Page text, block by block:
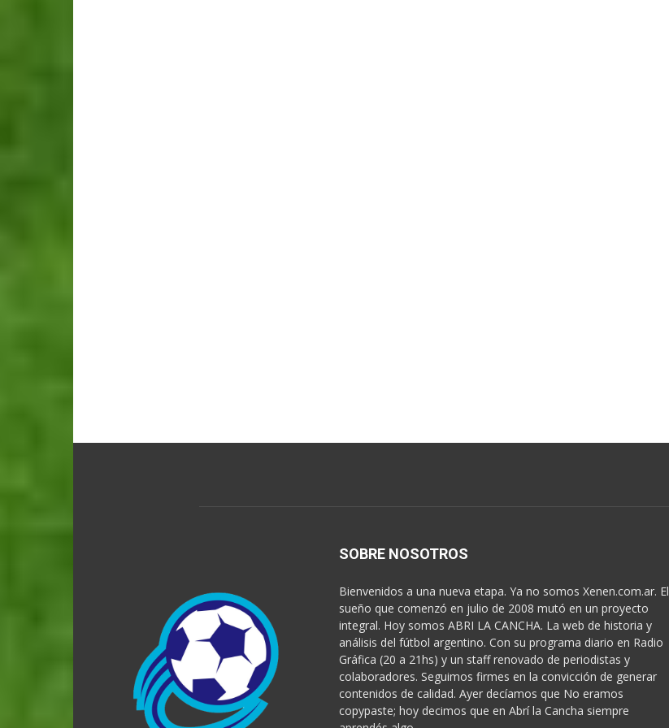
SOBRE NOSOTROS
Bienvenidos a una nueva etapa. Ya no somos Xenen.com.ar. El
sueño que comenzó en julio de 2008 mutó en un proyecto
integral. Hoy somos ABRI LA CANCHA. La web de historia y
análisis del fútbol argentino. Con su programa diario en Radio
Gráfica (20 a 21hs) y un staff renovado de periodistas y
colaboradores. Seguimos firmes en la convicción de generar
contenidos de calidad. Ayer decíamos que No eramos
copypaste; hoy decimos que en Abrí la Cancha siempre